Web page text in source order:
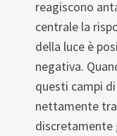
reagiscono
centrale la
della luce è
negativa.
questi campi
nettamente
discretamente